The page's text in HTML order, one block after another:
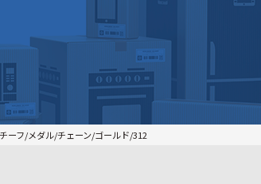
ーフ/メダル/チェーン/ゴールド/312